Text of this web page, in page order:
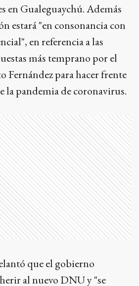
en Gualeguaychú. Además
estará "en consonancia con
en referencia a las
más temprano por el
Fernández para hacer frente
la pandemia de coronavirus.
que el gobierno
al nuevo DNU y "se